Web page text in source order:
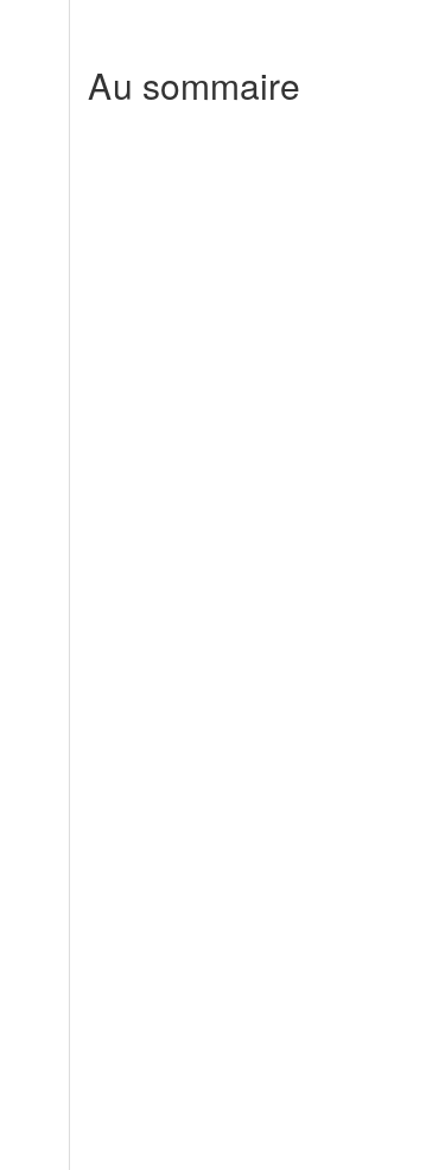
Au sommaire